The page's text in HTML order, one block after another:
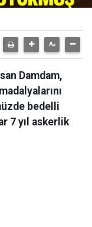
Damdam,
bedelli
7 yıl askerlik